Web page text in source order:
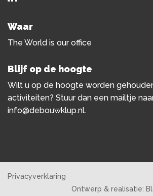
Waar
The World is our office
Blijf op de hoogte
Wilt u op de hoogte worden
activiteiten? Stuur dan een mailtje
info@debouwklup.nl.
Privacyverklaring
Ontwerp & realisatie: